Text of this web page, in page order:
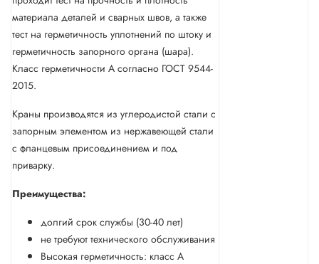
материала деталей и сварных швов, а также
тест на герметичность уплотнений по штоку и
герметичность запорного органа (шара).
Класс герметичности А согласно ГОСТ 9544-
2015.
Краны производятся из углеродистой стали с
запорным элементом из нержавеющей стали
с фланцевым присоединением и под
приварку.
Преимущества:
долгий срок службы (30-40 лет)
не требуют технического обслуживания
Высокая герметичность: класс А